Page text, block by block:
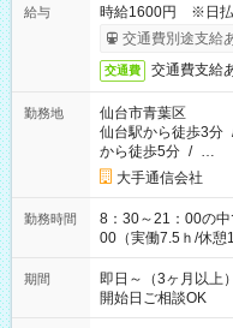
給与
時給1600円 ※日払
交通費別途支給
交通費 交通費支給
勤務地
仙台市青葉区
仙台駅から徒歩3分
から徒歩5分 / …
大手通信会社
勤務時間
8：30～21：00の中で実働7ｈ～ ＜
00（実働7.5ｈ/休憩
9：00～18：00（
ｈ/休憩1ｈ） 11：
21：00（実働7ｈ/休憩1ｈ） ＊上記以外もパ
定ＯＫ お気軽にご
期間
即日～（3ヶ月以
開始日ご相談OK